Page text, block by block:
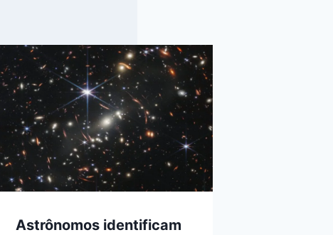
Astrônomos identificam